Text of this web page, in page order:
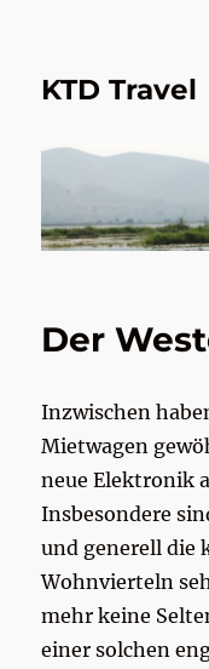
KTD Travel
Der
Inzwischen
Mietwagen
neue Elektronik
Insbesondere
und generell die
Wohnvierteln
mehr keine
einer solchen